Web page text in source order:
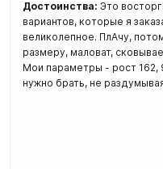
Достоинства: Это
вариантов, которые я
великолепное. ПлАчу,
размеру, маловат,
Мои параметры - рост 162,
нужно брать, не